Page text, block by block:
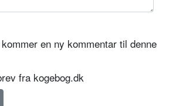
en ny kommentar til denne
fra kogebog.dk